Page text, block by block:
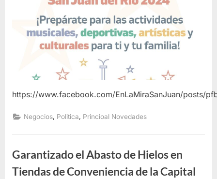
https://www.facebook.com/EnLaMiraSanJuan/posts/
Negocios, Politica, Princioal Novedades
Garantizado el Abasto de Hielos en
Tiendas de Conveniencia de la Capital